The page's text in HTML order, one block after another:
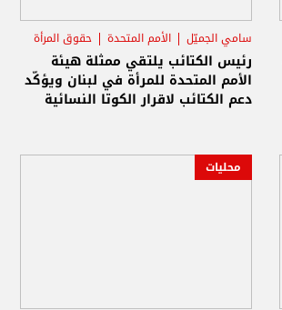
سامي الجميّل الأمم المتحدة حقوق المرأة
رئيس الكتائب يلتقي ممثلة هيئة
الأمم المتحدة للمرأة في لبنان ويؤكّد
دعم الكتائب لاقرار الكوتا النسائية
محليات